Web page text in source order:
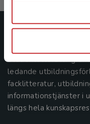
Studentlitteratur
ledande
facklitteratur,
informationstjänster i
längs hela